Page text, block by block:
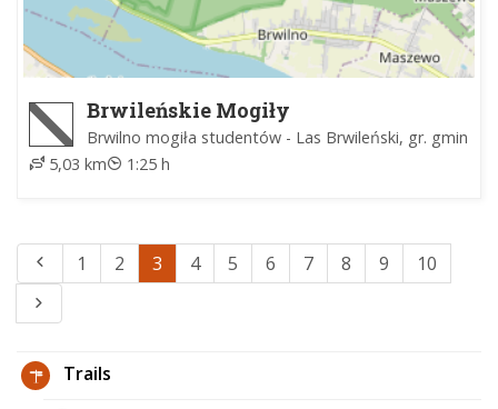
Brwileńskie Mogiły
Brwilno mogiła studentów - Las Brwileński, gr. gmin
5,03 km
1:25 h
1 2 3 4 5 6 7 8 9 10
Trails